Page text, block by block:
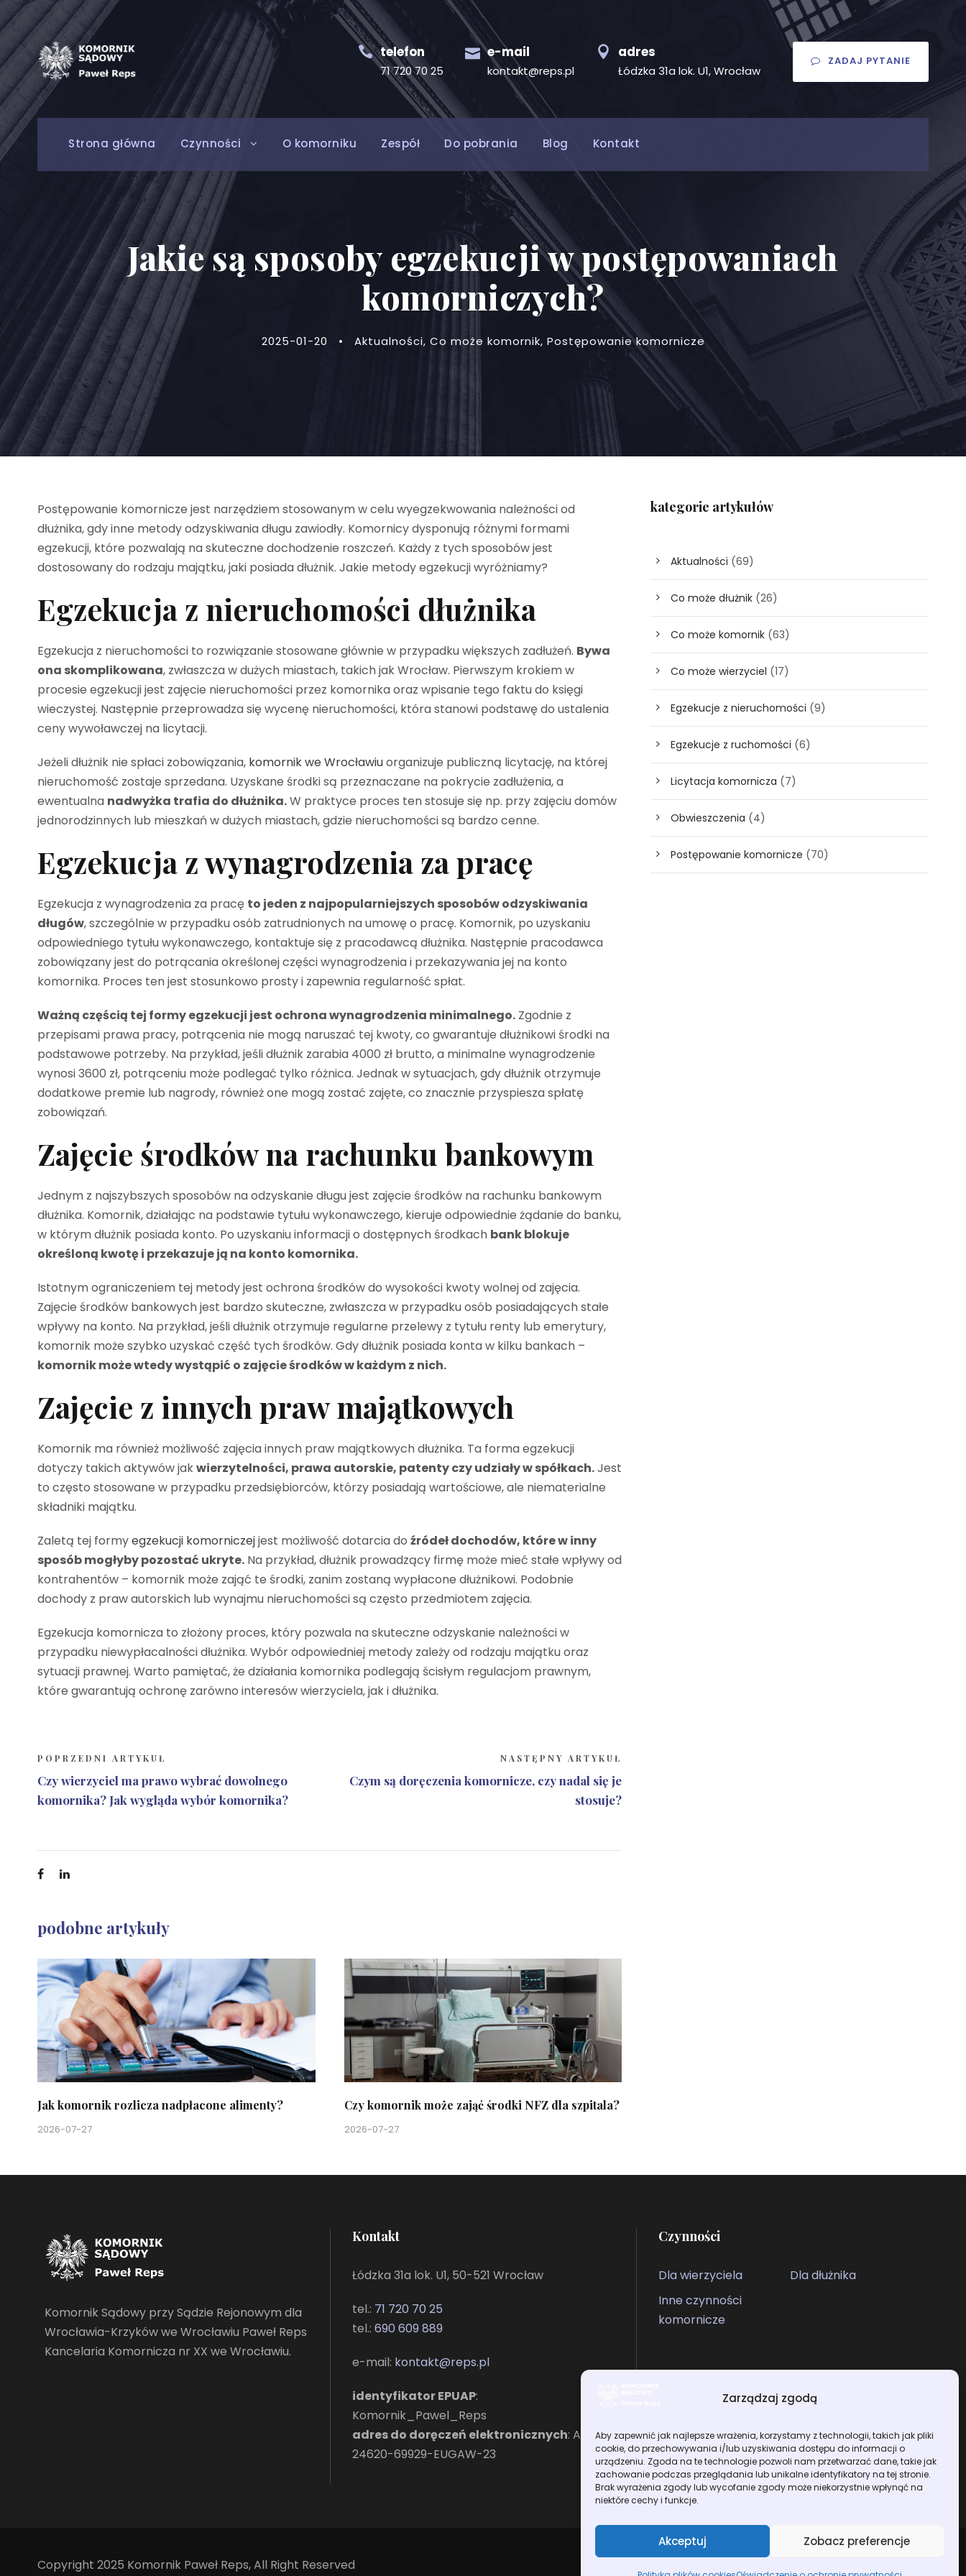
Zarządzaj zgodą
Aby zapewnić jak najlepsze wrażenia, korzystamy z technologii, takich jak pliki
cookie, do przechowywania i/lub uzyskiwania dostępu do informacji o
urządzeniu. Zgoda na te technologie pozwoli nam przetwarzać dane, takie jak
zachowanie podczas przeglądania lub unikalne identyfikatory na tej stronie.
Brak wyrażenia zgody lub wycofanie zgody może niekorzystnie wpłynąć na
niektóre cechy i funkcje.
Akceptuj Zobacz preferencje
telefon
71 720 70 25
e-mail
kontakt@reps.pl
adres
Łódzka 31a lok. U1, Wrocław
ZADAJ PYTANIE
Strona główna Czynności O komorniku Zespół Do pobrania Blog Kontakt
Jakie są sposoby egzekucji w postępowaniach
komorniczych?
2025-01-20 • Aktualności, Co może komornik, Postępowanie komornicze
Postępowanie komornicze jest narzędziem stosowanym w celu wyegzekwowania należności od
dłużnika, gdy inne metody odzyskiwania długu zawiodły. Komornicy dysponują różnymi formami
egzekucji, które pozwalają na skuteczne dochodzenie roszczeń. Każdy z tych sposobów jest
dostosowany do rodzaju majątku, jaki posiada dłużnik. Jakie metody egzekucji wyróżniamy?
Egzekucja z nieruchomości dłużnika
Egzekucja z nieruchomości to rozwiązanie stosowane głównie w przypadku większych zadłużeń. Bywa
ona skomplikowana, zwłaszcza w dużych miastach, takich jak Wrocław. Pierwszym krokiem w
procesie egzekucji jest zajęcie nieruchomości przez komornika oraz wpisanie tego faktu do księgi
wieczystej. Następnie przeprowadza się wycenę nieruchomości, która stanowi podstawę do ustalenia
ceny wywoławczej na licytacji.
Jeżeli dłużnik nie spłaci zobowiązania, komornik we Wrocławiuorganizuje publiczną licytację, na której
nieruchomość zostaje sprzedana. Uzyskane środki są przeznaczane na pokrycie zadłużenia, a
ewentualna nadwyżka trafia do dłużnika.W praktyce proces ten stosuje się np. przy zajęciu domów
jednorodzinnych lub mieszkań w dużych miastach, gdzie nieruchomości są bardzo cenne.
Egzekucja z wynagrodzenia za pracę
Egzekucja z wynagrodzenia za pracę to jeden z najpopularniejszych sposobów odzyskiwania
długów, szczególnie w przypadku osób zatrudnionych na umowę o pracę. Komornik, po uzyskaniu
odpowiedniego tytułu wykonawczego, kontaktuje się z pracodawcą dłużnika. Następnie pracodawca
zobowiązany jest do potrącania określonej części wynagrodzenia i przekazywania jej na konto
komornika. Proces ten jest stosunkowo prosty i zapewnia regularność spłat.
Ważną częścią tej formy egzekucji jest ochrona wynagrodzenia minimalnego. Zgodnie z
przepisami prawa pracy, potrącenia nie mogą naruszać tej kwoty, co gwarantuje dłużnikowi środki na
podstawowe potrzeby. Na przykład, jeśli dłużnik zarabia 4000 zł brutto, a minimalne wynagrodzenie
wynosi 3600 zł, potrąceniu może podlegać tylko różnica. Jednak w sytuacjach, gdy dłużnik otrzymuje
dodatkowe premie lub nagrody, również one mogą zostać zajęte, co znacznie przyspiesza spłatę
zobowiązań.
Zajęcie środków na rachunku bankowym
Jednym z najszybszych sposobów na odzyskanie długu jest zajęcie środków na rachunku bankowym
dłużnika. Komornik, działając na podstawie tytułu wykonawczego, kieruje odpowiednie żądanie do banku,
w którym dłużnik posiada konto. Po uzyskaniu informacji o dostępnych środkach bank blokuje
określoną kwotę i przekazuje ją na konto komornika.
Istotnym ograniczeniem tej metody jest ochrona środków do wysokości kwoty wolnej od zajęcia.
Zajęcie środków bankowych jest bardzo skuteczne, zwłaszcza w przypadku osób posiadających stałe
wpływy na konto. Na przykład, jeśli dłużnik otrzymuje regularne przelewy z tytułu renty lub emerytury,
komornik może szybko uzyskać część tych środków. Gdy dłużnik posiada konta w kilku bankach –
komornik może wtedy wystąpić o zajęcie środków w każdym z nich.
Zajęcie z innych praw majątkowych
Komornik ma również możliwość zajęcia innych praw majątkowych dłużnika. Ta forma egzekucji
dotyczy takich aktywów jakwierzytelności, prawa autorskie, patenty czy udziały w spółkach.Jest
to często stosowane w przypadku przedsiębiorców, którzy posiadają wartościowe, ale niematerialne
składniki majątku.
Zaletą tej formyegzekucji komorniczejjest możliwość dotarcia do źródeł dochodów, które w inny
sposób mogłyby pozostać ukryte. Na przykład, dłużnik prowadzący firmę może mieć stałe wpływy od
kontrahentów – komornik może zająć te środki, zanim zostaną wypłacone dłużnikowi. Podobnie
dochody z praw autorskich lub wynajmu nieruchomości są często przedmiotem zajęcia.
Egzekucja komornicza to złożony proces, który pozwala na skuteczne odzyskanie należności w
przypadku niewypłacalności dłużnika. Wybór odpowiedniej metody zależy od rodzaju majątku oraz
sytuacji prawnej. Warto pamiętać, że działania komornika podlegają ścisłym regulacjom prawnym,
które gwarantują ochronę zarówno interesów wierzyciela, jak i dłużnika.
POPRZEDNI ARTYKUŁ
Czy wierzyciel ma prawo wybrać dowolnego
komornika? Jak wygląda wybór komornika?
NASTĘPNY ARTYKUŁ
Czym są doręczenia komornicze, czy nadal się je
stosuje?
podobne artykuły
Jak komornik rozlicza nadpłacone alimenty?
2026-07-27
Czy komornik może zająć środki NFZ dla szpitala?
2026-07-27
kategorie artykułów
Aktualności (69)
Co może dłużnik (26)
Co może komornik (63)
Co może wierzyciel (17)
Egzekucje z nieruchomości (9)
Egzekucje z ruchomości (6)
Licytacja komornicza (7)
Obwieszczenia (4)
Postępowanie komornicze (70)
Komornik Sądowy przy Sądzie Rejonowym dla
Wrocławia-Krzyków we Wrocławiu Paweł Reps
Kancelaria Komornicza nr XX we Wrocławiu.
Kontakt
Łódzka 31a lok. U1, 50-521 Wrocław
tel.: 71 720 70 25
tel.: 690 609 889
e-mail: kontakt@reps.pl
identyfikator EPUAP:
Komornik_Pawel_Reps
adres do doręczeń elektronicznych: AE:PL-
24620-69929-EUGAW-23
Czynności
Dla wierzyciela
Dla dłużnika
Inne czynności
komornicze
Copyright 2025 Komornik Paweł Reps, All Right Reserved